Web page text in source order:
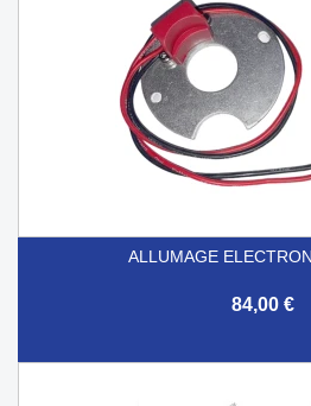
ALLUMAGE
84,00 €